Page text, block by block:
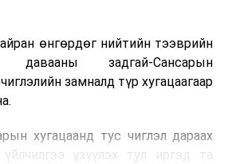
Германд лаг шатаах үйлдвэрээс
сэргээн авах технологи
төвлөрсөн лаг
дулаан, цахилгаан
шатаах технологийг лагийн
өнгөрдөг нийтийн тээврийн
задгай-Сансарын
замналд түр хугацаагаар
хугацаанд тус чиглэл дараах
үйлчилгээ үзүүлэх тул иргэд та